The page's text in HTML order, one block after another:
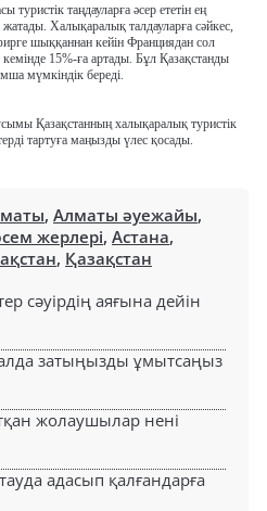
таңдауларға әсер ететін ең
Халықаралық талдауларға сәйкес,
шыққаннан кейін Франциядан сол
15%-ға артады. Бұл Қазақстанды
мүмкіндік береді.
Қазақстанның халықаралық туристік
тартуға маңызды үлес қосады.
, Алматы әуежайы,
жерлері, Астана,
, Қазақстан
сәуірдің аяғына дейін
затыңызды ұмытсаңыз
жолаушылар нені
адасып қалғандарға